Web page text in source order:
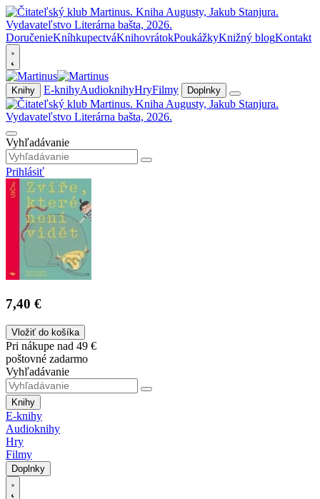
DoručenieKníhkupectváKnihovrátokPoukážkyKnižný blogKontakt
Knihy E-knihyAudioknihyHryFilmy Doplnky
Vyhľadávanie
Prihlásiť
7,40 €
Vložiť do košíka
Pri nákupe nad 49 €
poštovné zadarmo
Vyhľadávanie
Knihy
E-knihy
Audioknihy
Hry
Filmy
Doplnky